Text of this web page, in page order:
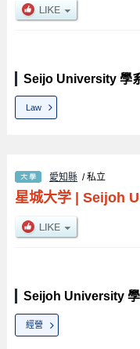
Seijo University 學
Law
愛知縣 / 私立
星城大学| Seijoh
Seijoh University
經營